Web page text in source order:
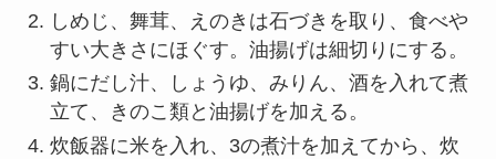
しめじ、舞茸、えのきは石づきを取り、食べや
すい大きさにほぐす。油揚げは細切りにする。
鍋にだし汁、しょうゆ、みりん、酒を入れて煮
立て、きのこ類と油揚げを加える。
炊飯器に米を入れ、3の煮汁を加えてから、炊